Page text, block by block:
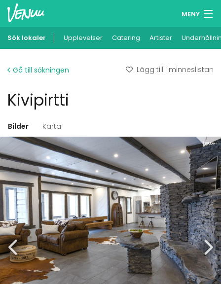
MENY
Minneslista
Sök lokaler Upplevelser Catering Artister
Gå till sökningen Lägg till i minneslistan
Kivipirtti
Bilder Karta